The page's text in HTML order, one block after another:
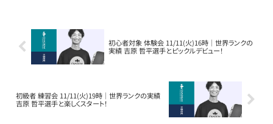
初心者対象 体験会 11/11(火)16時｜世界ランクの
実績 吉原 哲平選手とピックルデビュー！
初級者 練習会 11/11(火)19時｜世界ランクの実績
吉原 哲平選手と楽しくスタート！